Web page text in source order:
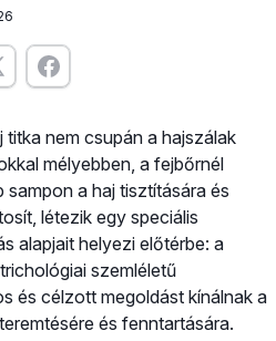
nem csupán a hajszálak
mélyebben, a fejbőrnél
a haj tisztítására és
létezik egy speciális
alapjait helyezi előtérbe: a
szemléletű
és célzott megoldást kínálnak a
és fenntartására.